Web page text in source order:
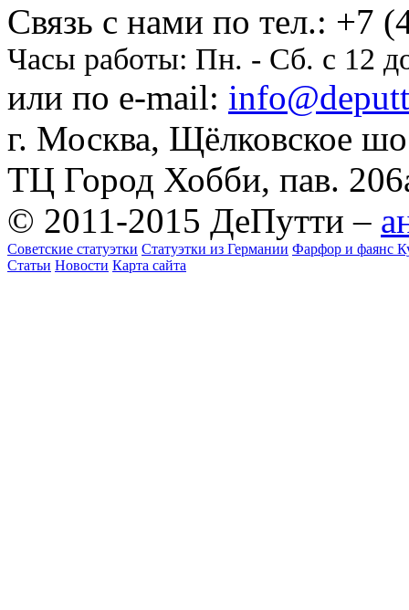
Cвязь с нами по тел.: +7
Часы работы: Пн. - Сб. с 12
или по e-mail:
г. Москва, Щёлковское
ТЦ Город Хобби, пав.
© 2011-2015 ДеПутти –
Советские статуэтки Статуэтки из Германии Фарфор и фаянс
Статьи Новости Карта сайта